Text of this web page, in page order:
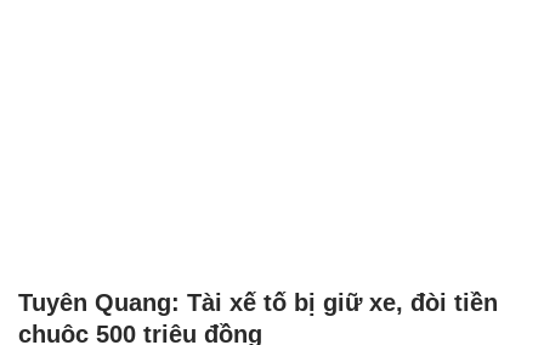
Tuyên Quang: Tài xế tố bị giữ xe, đòi tiền
chuộc 500 triệu đồng